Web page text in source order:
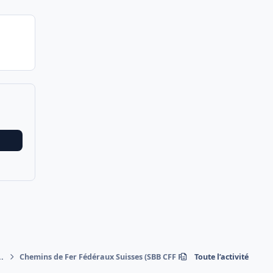
Chemins de Fer Fédéraux Suisses (SBB CFF FFS) Toute l’activité